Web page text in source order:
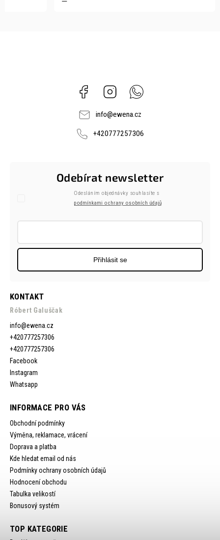
Facebook Instagram
info@ewena.cz
+420777257306
KONTAKT
Róbert Galuščak
info@ewena.cz
+420777257306
+420777257306
Facebook
Instagram
Whatsapp
INFORMACE PRO VÁS
Obchodní podmínky
Výměna, reklamace, vrácení
Doprava a platba
Kde hledat email od nás
Podmínky ochrany osobních údajů
Hodnocení obchodu
Tabulka velikostí
Bonusový systém
Odebírat newsletter
Odesláním objednávky souhlasíte s
podmínkami ochrany osobních údajů
Přihlásit se
TOP KATEGORIE